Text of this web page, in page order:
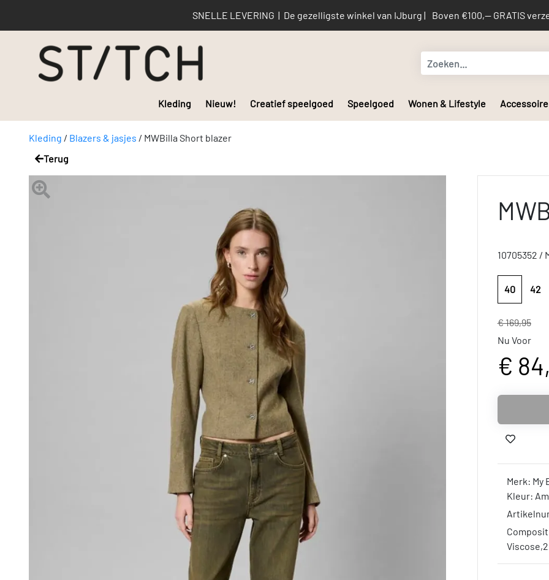
SNELLE LEVERING | De gezelligste winkel van IJburg | Boven €100,-- GRATIS
Kleding Nieuw! Creatief speelgoed Speelgoed Wonen & Lifestyle
Kleding / Blazers & jasjes / MWBilla Short blazer
Terug
10705352 /
40 42
€ 169,95
Nu Voor
€
Merk: My
Kleur: